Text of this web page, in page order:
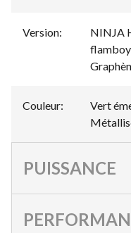
Version:
NINJA
Couleur:
Vert
PUISSANCE